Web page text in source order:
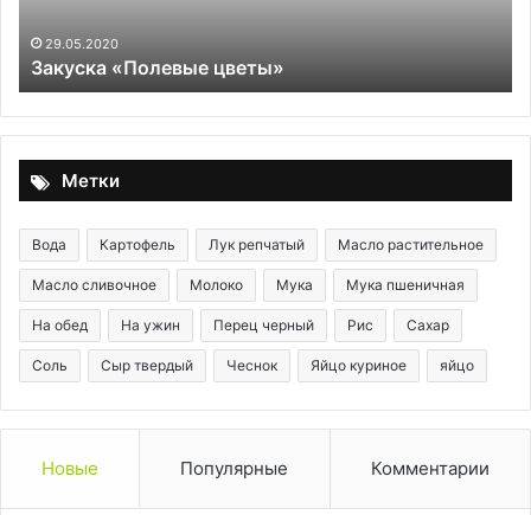
29.05.2020
Закуска «Полевые цветы»
Метки
Вода Картофель Лук репчатый Масло растительное
Масло сливочное Молоко Мука Мука пшеничная
На обед На ужин Перец черный Рис Сахар
Соль Сыр твердый Чеснок Яйцо куриное яйцо
Новые Популярные Комментарии